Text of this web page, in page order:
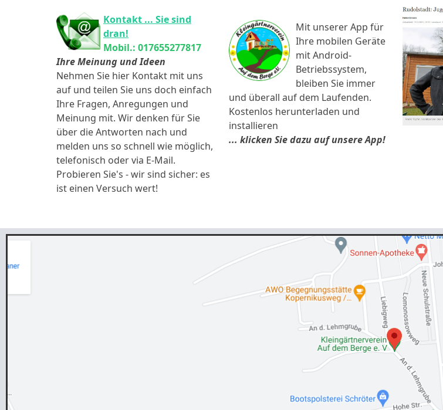
Kontakt ... Sie sind
dran!
Mobil.: 017655277817
Ihre Meinung und Ideen
Nehmen Sie hier Kontakt mit uns
auf und teilen Sie uns doch einfach
Ihre Fragen, Anregungen und
Meinung mit. Wir denken für Sie
über die Antworten nach und
melden uns so schnell wie möglich,
telefonisch oder via E-Mail.
Probieren Sie's - wir sind sicher: es
ist einen Versuch wert!
Mit unserer App für
Ihre mobilen Geräte
mit Android-
Betriebssystem,
bleiben Sie immer
und überall auf dem Laufenden.
Kostenlos herunterladen und
installieren
... klicken Sie dazu auf unsere App!